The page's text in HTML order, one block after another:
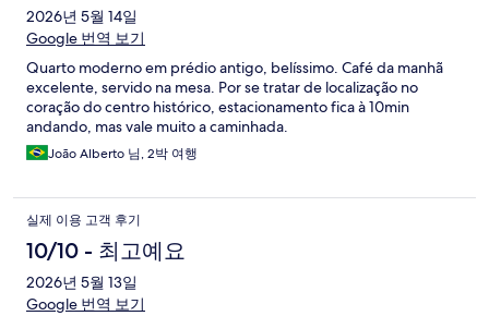
2026년 5월 14일
Google 번역 보기
Quarto moderno em prédio antigo, belíssimo. Café da manhã
excelente, servido na mesa. Por se tratar de localização no
coração do centro histórico, estacionamento fica à 10min
andando, mas vale muito a caminhada.
João Alberto 님, 2박 여행
실제 이용 고객 후기
10/10 - 최고예요
2026년 5월 13일
Google 번역 보기